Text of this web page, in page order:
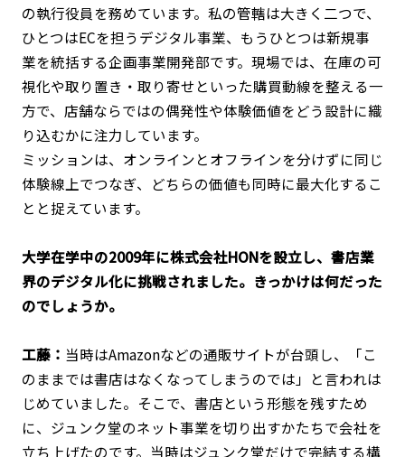
の執行役員を務めています。私の管轄は大きく二つで、
ひとつはECを担うデジタル事業、もうひとつは新規事
業を統括する企画事業開発部です。現場では、在庫の可
視化や取り置き・取り寄せといった購買動線を整える一
方で、店舗ならではの偶発性や体験価値をどう設計に織
り込むかに注力しています。
ミッションは、オンラインとオフラインを分けずに同じ
体験線上でつなぎ、どちらの価値も同時に最大化するこ
とと捉えています。
――大学在学中の2009年に株式会社HONを設立し、書店業
界のデジタル化に挑戦されました。きっかけは何だった
のでしょうか。
工藤： 当時はAmazonなどの通販サイトが台頭し、「こ
のままでは書店はなくなってしまうのでは」と言われは
じめていました。そこで、書店という形態を残すため
に、ジュンク堂のネット事業を切り出すかたちで会社を
立ち上げたのです。当時はジュンク堂だけで完結する構